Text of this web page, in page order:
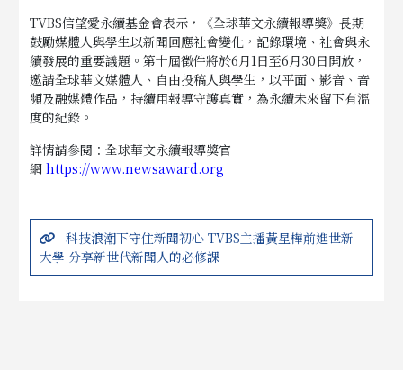
TVBS信望愛永續基金會表示，《全球華文永續報導獎》長期
鼓勵媒體人與學生以新聞回應社會變化，記錄環境、社會與永
續發展的重要議題。第十屆徵件將於6月1日至6月30日開放，
邀請全球華文媒體人、自由投稿人與學生，以平面、影音、音
頻及融媒體作品，持續用報導守護真實，為永續未來留下有溫
度的紀錄。
詳情請參閱：全球華文永續報導獎官
網 https://www.newsaward.org
科技浪潮下守住新聞初心 TVBS主播黃星樺前進世新
大學 分享新世代新聞人的必修課